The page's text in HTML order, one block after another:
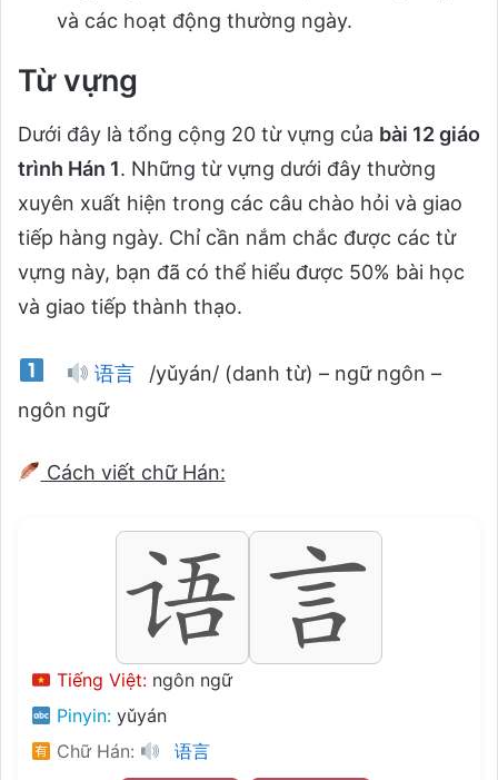
và các hoạt động thường ngày.
Từ vựng
Dưới đây là tổng cộng 20 từ vựng của bài 12 giáo
trình Hán 1. Những từ vựng dưới đây thường
xuyên xuất hiện trong các câu chào hỏi và giao
tiếp hàng ngày. Chỉ cần nắm chắc được các từ
vựng này, bạn đã có thể hiểu được 50% bài học
và giao tiếp thành thạo.
语言
/yǔyán/ (danh từ) – ngữ ngôn –
ngôn ngữ
Cách viết chữ Hán:
Tiếng Việt: ngôn ngữ
Pinyin: yǔyán
Chữ Hán:
语言